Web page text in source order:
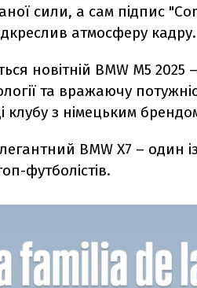
сили, а сам підпис
атмосферу кадру.
новітній BMW M5 2025 –
та вражаючу
з німецьким
BMW X7 – один
футболістів.